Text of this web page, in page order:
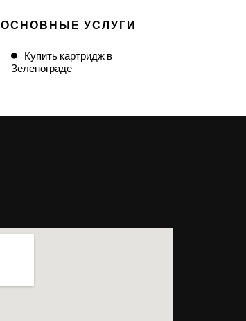
ОСНОВНЫЕ УСЛУГИ
Купить картридж в
Зеленограде